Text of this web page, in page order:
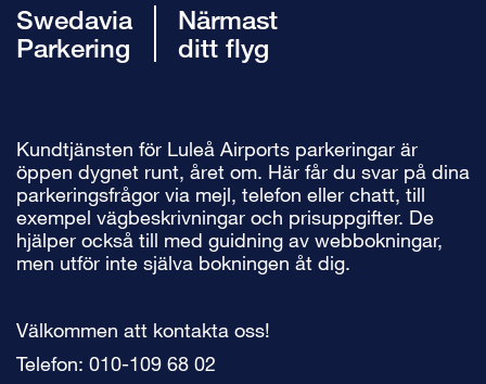
Swedavia
Parkering
Närmast
ditt flyg
Kundtjänsten för Luleå Airports parkeringar är
öppen dygnet runt, året om. Här får du svar på dina
parkeringsfrågor via mejl, telefon eller chatt, till
exempel vägbeskrivningar och prisuppgifter. De
hjälper också till med guidning av webbokningar,
men utför inte själva bokningen åt dig.
Välkommen att kontakta oss!
Telefon: 010-109 68 02